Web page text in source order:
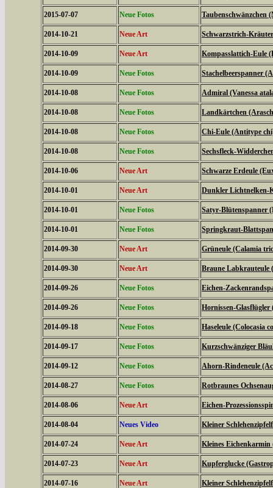
2015-07-07 Neue Fotos Taubenschwänzchen
2014-10-21 Neue Art Schwarzstrich-
2014-10-09 Neue Art Kompasslattich-Eule
2014-10-09 Neue Fotos Stachelbeerspanner
2014-10-08 Neue Fotos Admiral (Vanessa
2014-10-08 Neue Fotos Landkärtchen
2014-10-08 Neue Fotos Chi-Eule (Antitype
2014-10-08 Neue Fotos Sechsfleck-
2014-10-06 Neue Art Schwarze Erdeule
2014-10-01 Neue Art Dunkler Lichtnelken-
2014-10-01 Neue Fotos Satyr-Blütenspanner
2014-10-01 Neue Fotos Springkraut-
2014-09-30 Neue Art Grüneule (Calamia
2014-09-30 Neue Art Braune Labkrauteule
2014-09-26 Neue Fotos Eichen-
2014-09-26 Neue Fotos Hornissen-Glasflügler
2014-09-18 Neue Fotos Haseleule (Colocasia
2014-09-17 Neue Fotos Kurzschwänziger
2014-09-12 Neue Fotos Ahorn-Rindeneule
2014-08-27 Neue Fotos Rotbraunes
2014-08-06 Neue Art Eichen-
2014-08-04 Neues Video Kleiner
2014-07-24 Neue Art Kleines Eichenkarmin
2014-07-23 Neue Art Kupferglucke
2014-07-16 Neue Art Kleiner